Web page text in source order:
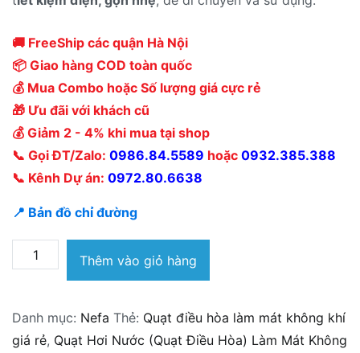
🚚 FreeShip các quận Hà Nội
📦 Giao hàng COD toàn quốc
💰 Mua Combo hoặc Số lượng giá cực rẻ
🎁 Ưu đãi với khách cũ
💰 Giảm 2 - 4% khi mua tại shop
📞 Gọi ĐT/Zalo: 0986.84.5589 hoặc 0932.385.388
📞 Kênh Dự án: 0972.80.6638
📍 Bản đồ chỉ đường
Quạt
điều
NEFA
NF60
Thêm vào giỏ hàng
Danh mục: Nefa Thẻ: Quạt điều hòa làm mát không khí
giá rẻ, Quạt Hơi Nước (Quạt Điều Hòa) Làm Mát Không